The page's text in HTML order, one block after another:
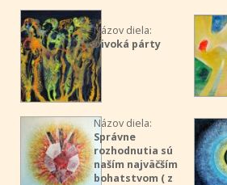
Názov diela:
Divoká párty
Názov diela:
Správne
rozhodnutia sú
naším najväčším
bohatstvom ( z